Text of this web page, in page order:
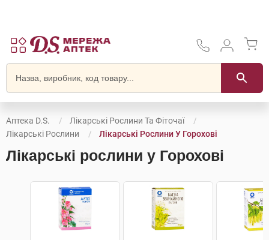
Аптека D.S.
Лікарські Рослини Та Фіточаї
Лікарські Рослини
Лікарські Рослини У Горохові
Лікарські рослини у Горохові